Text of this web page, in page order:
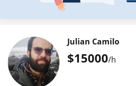
$15000/h
Julian Camilo